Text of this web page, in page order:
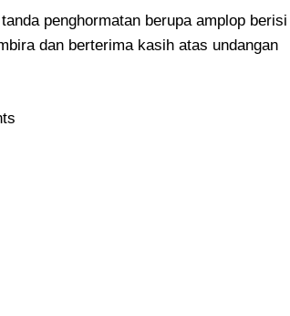
penghormatan berupa amplop berisi
dan berterima kasih atas undangan